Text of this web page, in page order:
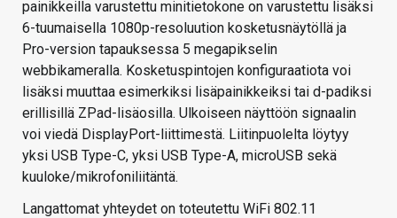
painikkeilla varustettu minitietokone on varustettu lisäksi
6-tuumaisella 1080p-resoluution kosketusnäytöllä ja
Pro-version tapauksessa 5 megapikselin
webbikameralla. Kosketuspintojen konfiguraatiota voi
lisäksi muuttaa esimerkiksi lisäpainikkeiksi tai d-padiksi
erillisillä ZPad-lisäosilla. Ulkoiseen näyttöön signaalin
voi viedä DisplayPort-liittimestä. Liitinpuolelta löytyy
yksi USB Type-C, yksi USB Type-A, microUSB sekä
kuuloke/mikrofoniliitäntä.
Langattomat yhteydet on toteutettu WiFi 802.11